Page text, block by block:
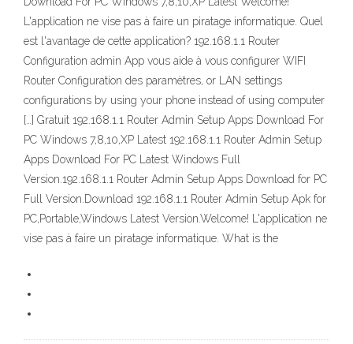
L'application ne vise pas à faire un piratage informatique. Quel
est l'avantage de cette application? 192.168.1.1 Router
Configuration admin App vous aide à vous configurer WIFI
Router Configuration des paramètres, or LAN settings
configurations by using your phone instead of using computer
[…] Gratuit 192.168.1.1 Router Admin Setup Apps Download For
PC Windows 7,8,10,XP Latest 192.168.1.1 Router Admin Setup
Apps Download For PC Latest Windows Full
Version.192.168.1.1 Router Admin Setup Apps Download for PC
Full Version.Download 192.168.1.1 Router Admin Setup Apk for
PC,Portable,Windows Latest Version.Welcome! L'application ne
vise pas à faire un piratage informatique. What is the